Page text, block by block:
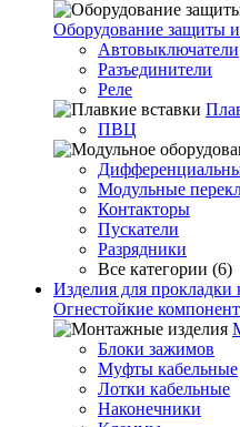
Оборудование защиты
Автовыключатели
Разъединители
Реле
ПВЦ
Модульные
Контакторы
Пускатели
Разрядники
Все категории (6)
Изделия для прокладки
Огнестойкие
Блоки зажимов
Муфты кабельные
Лотки кабельные
Наконечники